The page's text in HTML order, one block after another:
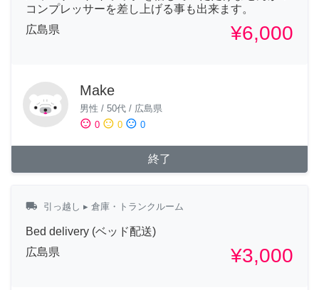
コンプレッサーを差し上げる事も出来ます。
広島県
¥6,000
Make
男性 / 50代 / 広島県
sentiment_satisfied 0 sentiment_neutral 0 sentiment_dissatisfied 0
終了
local_shipping 引っ越し ▸ 倉庫・トランクルーム
Bed delivery (ベッド配送)
広島県
¥3,000